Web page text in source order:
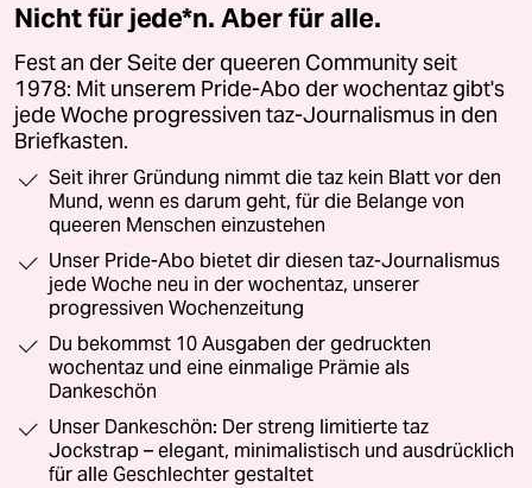
Nicht für jede*n. Aber für alle.
Fest an der Seite der queeren Community seit
1978: Mit unserem Pride-Abo der wochentaz gibt's
jede Woche progressiven taz-Journalismus in den
Briefkasten.
Seit ihrer Gründung nimmt die taz kein Blatt vor den
Mund, wenn es darum geht, für die Belange von
queeren Menschen einzustehen
Unser Pride-Abo bietet dir diesen taz-Journalismus
jede Woche neu in der wochentaz, unserer
progressiven Wochenzeitung
Du bekommst 10 Ausgaben der gedruckten
wochentaz und eine einmalige Prämie als
Dankeschön
Unser Dankeschön: Der streng limitierte taz
Jockstrap – elegant, minimalistisch und ausdrücklich
für alle Geschlechter gestaltet